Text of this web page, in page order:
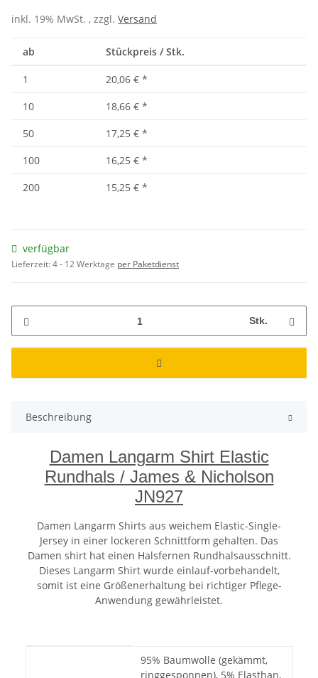
inkl. 19% MwSt. , zzgl. Versand
ab Stückpreis / Stk.
1 20,06 € *
10
18,66 € *
50
17,25 € *
100
16,25 € *
200
15,25 € *
verfügbar
Lieferzeit:4 - 12 Werktage per Paketdienst
Stk.
Beschreibung
Damen Langarm Shirt Elastic
Rundhals / James & Nicholson
JN927
Damen Langarm Shirts aus weichem Elastic-Single-
Jersey in einer lockeren Schnittform gehalten. Das
Damen shirt hat einen Halsfernen Rundhalsausschnitt.
Dieses Langarm Shirt wurde einlauf-vorbehandelt,
somit ist eine Größenerhaltung bei richtiger Pflege-
Anwendung gewährleistet.
95% Baumwolle (gekämmt,
ringgesponnen), 5% Elasthan,